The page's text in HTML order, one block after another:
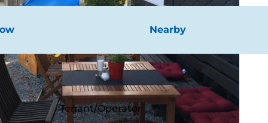
Nearby
Tenant/Operator